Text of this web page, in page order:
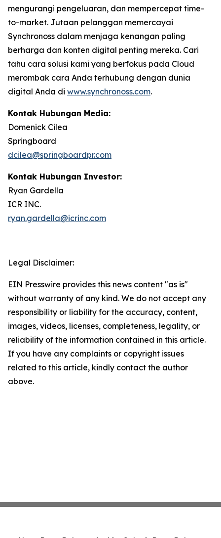
mengurangi pengeluaran, dan mempercepat time-
to-market. Jutaan pelanggan memercayai
Synchronoss dalam menjaga kenangan paling
berharga dan konten digital penting mereka. Cari
tahu cara solusi kami yang berfokus pada Cloud
merombak cara Anda terhubung dengan dunia
digital Anda di www.synchronoss.com.
Kontak Hubungan Media:
Domenick Cilea
Springboard
dcilea@springboardpr.com
Kontak Hubungan Investor:
Ryan Gardella
ICR INC.
ryan.gardella@icrinc.com
Legal Disclaimer:
EIN Presswire provides this news content "as is"
without warranty of any kind. We do not accept any
responsibility or liability for the accuracy, content,
images, videos, licenses, completeness, legality, or
reliability of the information contained in this article.
If you have any complaints or copyright issues
related to this article, kindly contact the author
above.